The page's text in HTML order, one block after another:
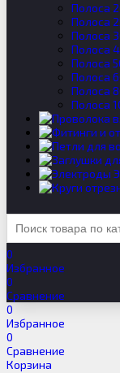
Полоса
Полоса
Полоса
Полоса
Полоса
Полоса
Полоса
Полоса
0
Избранное
0
Сравнение
0
Избранное
0
Сравнение
Корзина